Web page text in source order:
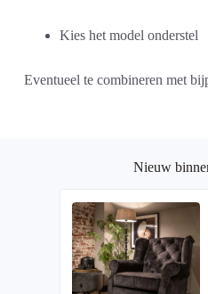
Kies het model onderstel
Eventueel te combineren met
Nieuw